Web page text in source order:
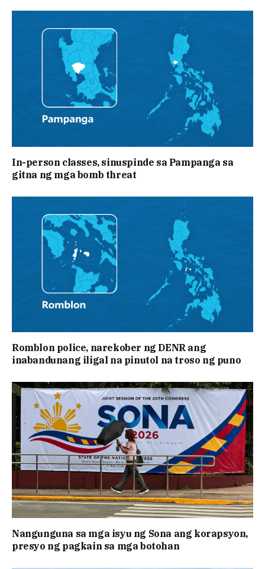
In-person classes, sinuspinde sa Pampanga sa
gitna ng mga bomb threat
Romblon police, narekober ng DENR ang
inabandunang iligal na pinutol na troso ng puno
Nangunguna sa mga isyu ng Sona ang korapsyon,
presyo ng pagkain sa mga botohan